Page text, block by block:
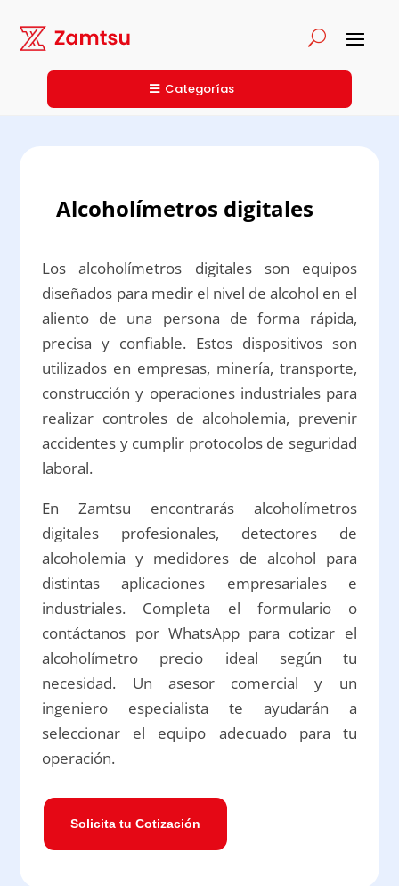
Categorías
Alcoholímetros digitales
Los alcoholímetros digitales son equipos
diseñados para medir el nivel de alcohol en el
aliento de una persona de forma rápida,
precisa y confiable. Estos dispositivos son
utilizados en empresas, minería, transporte,
construcción y operaciones industriales para
realizar controles de alcoholemia, prevenir
accidentes y cumplir protocolos de seguridad
laboral.
En Zamtsu encontrarás alcoholímetros
digitales profesionales, detectores de
alcoholemia y medidores de alcohol para
distintas aplicaciones empresariales e
industriales. Completa el formulario o
contáctanos por WhatsApp para cotizar el
alcoholímetro precio ideal según tu
necesidad. Un asesor comercial y un
ingeniero especialista te ayudarán a
seleccionar el equipo adecuado para tu
operación.
Solicita tu Cotización